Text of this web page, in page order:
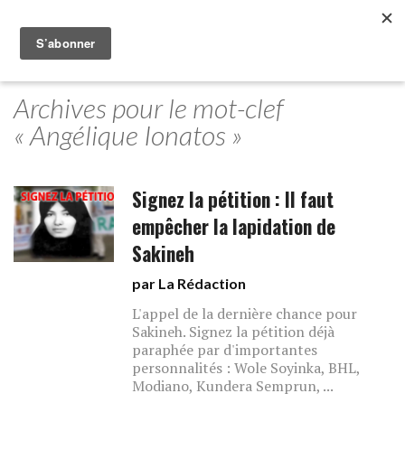
Archives pour le mot-clef
« Angélique Ionatos »
Signez la pétition : Il faut
empêcher la lapidation de
Sakineh
par La Rédaction
L'appel de la dernière chance pour
Sakineh. Signez la pétition déjà
paraphée par d'importantes
personnalités : Wole Soyinka, BHL,
Modiano, Kundera Semprun, ...